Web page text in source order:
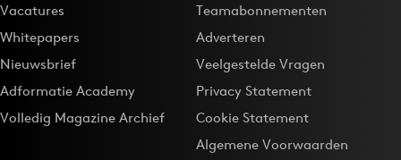
Vacatures
Whitepapers
Nieuwsbrief
Adformatie Academy
Volledig Magazine Archief
Teamabonnementen
Adverteren
Veelgestelde Vragen
Privacy Statement
Cookie Statement
Algemene Voorwaarden